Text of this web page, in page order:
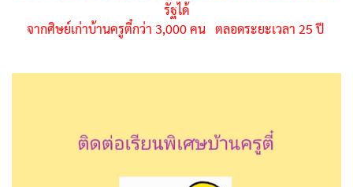
รัฐได้
จากศิษย์เก่าบ้านครูตี๋กว่า 3,000 คน ตลอดระยะเวลา 25 ปี